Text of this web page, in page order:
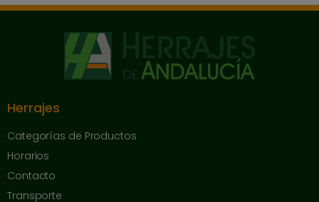
Herrajes
Categorías de Productos
Horarios
Contacto
Transporte